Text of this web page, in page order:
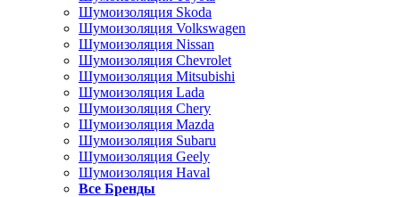
Шумоизоляция Skoda
Шумоизоляция Volkswagen
Шумоизоляция Nissan
Шумоизоляция Chevrolet
Шумоизоляция Mitsubishi
Шумоизоляция Lada
Шумоизоляция Chery
Шумоизоляция Mazda
Шумоизоляция Subaru
Шумоизоляция Geely
Шумоизоляция Haval
Все Бренды